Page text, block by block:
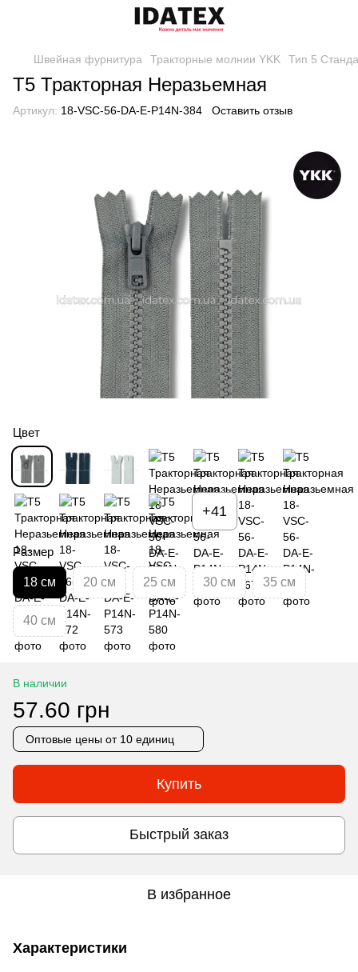
Швейная фурнитура Тракторные молнии YKK Тип 5
Т5 Тракторная Неразьемная
Артикул: 18-VSC-56-DA-E-P14N-384 Оставить отзыв
Цвет
+41
Размер
18 см 20 см 25 см 30 см 35 см
40 см
В наличии
57.60 грн
Оптовые цены от 10 единиц
Купить
Быстрый заказ
В избранное
Характеристики